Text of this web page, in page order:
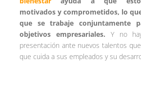
motivados y comprometidos, lo
que se trabaje conjuntamente
objetivos empresariales. Y no
presentación ante nuevos talentos
que cuida a sus empleados y su